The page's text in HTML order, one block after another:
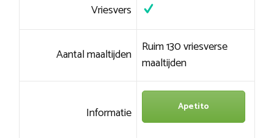
Vriesvers
Aantal maaltijden Ruim 130 vriesverse
maaltijden
Informatie Apetito